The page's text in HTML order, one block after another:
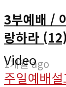
3부예배 /
랑하라 (12)
1개월 ago
Video
주일예배설